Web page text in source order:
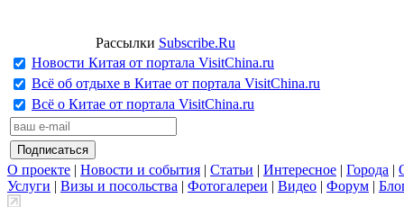
Рассылки Subscribe.Ru
Новости Китая от портала VisitChina.ru
Всё об отдыхе в Китае от портала VisitChina.ru
Всё о Китае от портала VisitChina.ru
О проекте | Новости и события | Статьи | Интересное | Города |
Услуги | Визы и посольства | Фотогалереи | Видео | Форум |